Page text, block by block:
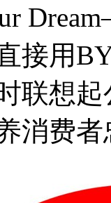
接用
联想
消费